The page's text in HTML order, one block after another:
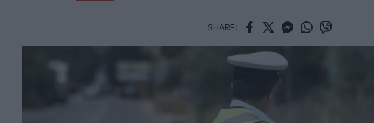
SHARE: